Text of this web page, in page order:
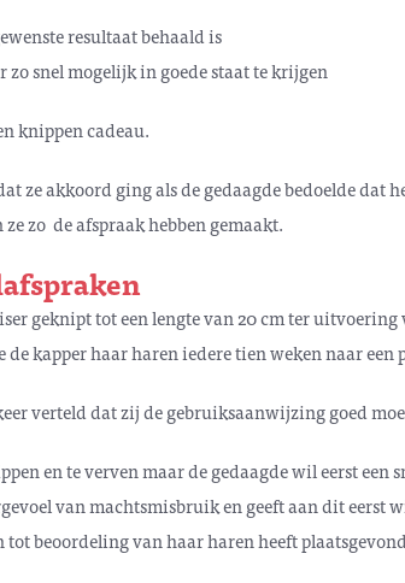
resultaat behaald is
snel mogelijk in goede staat te krijgen
knippen cadeau.
ze akkoord ging als de gedaagde bedoelde
zo de afspraak hebben gemaakt.
geknipt tot een lengte van 20 cm ter
kapper haar haren iedere tien weken naar
verteld dat zij de gebruiksaanwijzing goed
en te verven maar de gedaagde wil eerst een
van machtsmisbruik en geeft aan dit eerst
beoordeling van haar haren heeft